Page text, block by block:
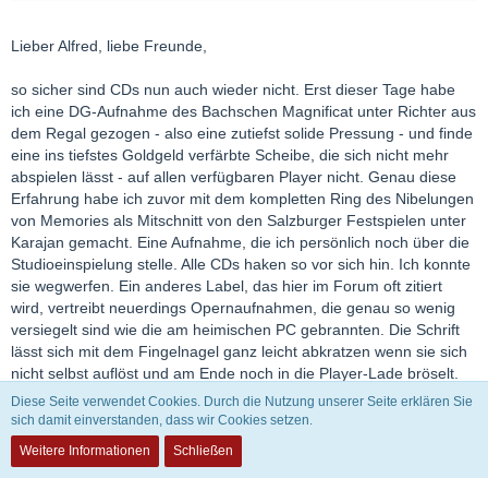
Lieber Alfred, liebe Freunde,
so sicher sind CDs nun auch wieder nicht. Erst dieser Tage habe
ich eine DG-Aufnahme des Bachschen Magnificat unter Richter aus
dem Regal gezogen - also eine zutiefst solide Pressung - und finde
eine ins tiefstes Goldgeld verfärbte Scheibe, die sich nicht mehr
abspielen lässt - auf allen verfügbaren Player nicht. Genau diese
Erfahrung habe ich zuvor mit dem kompletten Ring des Nibelungen
von Memories als Mitschnitt von den Salzburger Festspielen unter
Karajan gemacht. Eine Aufnahme, die ich persönlich noch über die
Studioeinspielung stelle. Alle CDs haken so vor sich hin. Ich konnte
sie wegwerfen. Ein anderes Label, das hier im Forum oft zitiert
wird, vertreibt neuerdings Opernaufnahmen, die genau so wenig
versiegelt sind wie die am heimischen PC gebrannten. Die Schrift
lässt sich mit dem Fingelnagel ganz leicht abkratzen wenn sie sich
nicht selbst auflöst und am Ende noch in die Player-Lade bröselt.
Das mögen Einzelbeispiele sein. Vom Mythos des Unzerstörbaren
kann bei einer CD aber nicht mehr die Rede sein.
Noch hat sich die gute alte Schallplatte als das beständiogste
Diese Seite verwendet Cookies. Durch die Nutzung unserer Seite erklären Sie
sich damit einverstanden, dass wir Cookies setzen.
Weitere Informationen
Schließen